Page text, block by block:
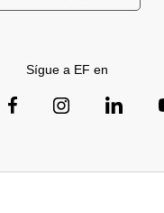
Sígue a EF en